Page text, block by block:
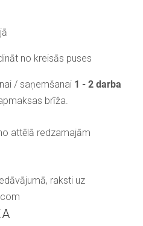
no kreisās puses
/ saņemšanai 1 - 2 darba
brīža.
attēlā redzamajām
raksti uz